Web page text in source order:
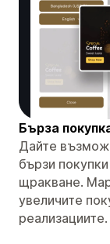
Бърза
Дайте
бързи
щракване.
увеличите
реализациите.